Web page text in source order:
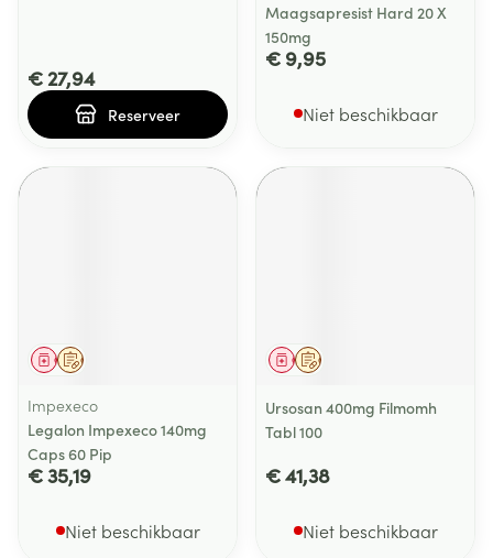
€ 27,94
Reserveer
Maagsapresist Hard 20 X
150mg
€ 9,95
Niet beschikbaar
Op voorschrift
Geneesmiddel
Impexeco
Legalon Impexeco 140mg
Caps 60 Pip
€ 35,19
Niet beschikbaar
Op voorschrift
Geneesmiddel
Ursosan 400mg Filmomh
Tabl 100
€ 41,38
Niet beschikbaar